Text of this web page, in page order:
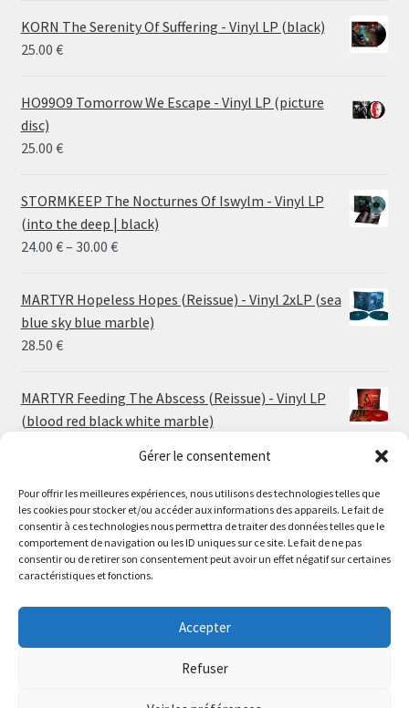
Gérer le consentement
Pour offrir les meilleures expériences, nous utilisons des technologies telles que
les cookies pour stocker et/ou accéder aux informations des appareils. Le fait de
consentir à ces technologies nous permettra de traiter des données telles que le
comportement de navigation ou les ID uniques sur ce site. Le fait de ne pas
consentir ou de retirer son consentement peut avoir un effet négatif sur certaines
caractéristiques et fonctions.
Accepter
Refuser
Le magasin de Lyon sera fermé du 30 juillet au 17 août
inclus. Les commandes seront expédiées à partir du 18
The physical record shop will be closed from july 30th to
august 17th included. Online orders will start shipping on
august 18th.
KORN The Serenity Of Suffering - Vinyl LP (black)
25.00 €
HO99O9 Tomorrow We Escape - Vinyl LP (picture
disc)
25.00 €
STORMKEEP The Nocturnes Of Iswylm - Vinyl LP
(into the deep | black)
24.00 €– 30.00 €Price
24.00 €
through
30.00 €
MARTYR Hopeless Hopes (Reissue) - Vinyl 2xLP (sea
blue sky blue marble)
28.50 €
MARTYR Feeding The Abscess (Reissue) - Vinyl LP
(blood red black white marble)
MARTYR Warp Zone (Reissue) - Vinyl LP (swamp
green orange marble)
23.00€